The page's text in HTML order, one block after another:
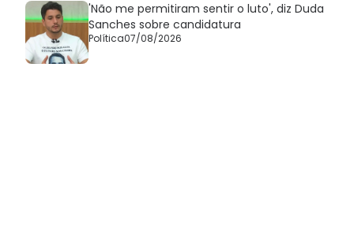
'Não me permitiram sentir o luto', diz Duda
Sanches sobre candidatura
Política07/08/2026